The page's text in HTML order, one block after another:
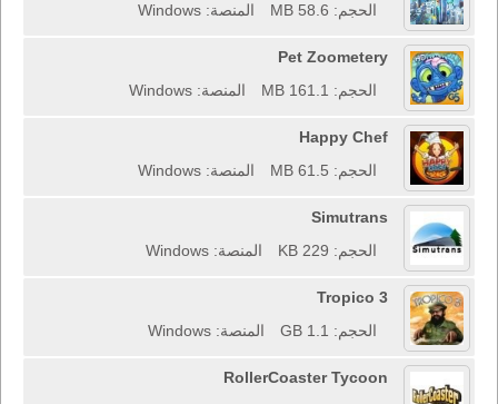
الحجم: 58.6 MB
المنصة: Windows
Pet Zoometery
الحجم: 161.1 MB
المنصة: Windows
Happy Chef
الحجم: 61.5 MB
المنصة: Windows
Simutrans
الحجم: 229 KB
المنصة: Windows
Tropico 3
الحجم: 1.1 GB
المنصة: Windows
RollerCoaster Tycoon